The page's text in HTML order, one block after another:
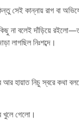
সেই কান্নায় রাগ বা
না বলেই দাঁড়িয়ে
লাগছিল নিঃশব্দে।
আর হায়াত নিচু স্বরে
খুলে গেলো।